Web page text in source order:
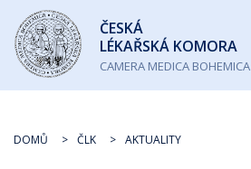
Česká
lékařská
komora
ČESKÁ
LÉKAŘSKÁ KOMORA
CAMERA MEDICA BOHEMICA
DOMŮ ČLK AKTUALITY